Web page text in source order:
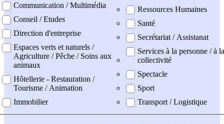
Communication / Multimédia
Conseil / Etudes
Direction d'entreprise
Espaces verts et naturels /
Agriculture / Pêche / Soins aux
animaux
Hôtellerie - Restauration /
Tourisme / Animation
Immobilier
Ressources Humaines
Santé
Secrétariat / Assistanat
Services à la personne / à la
collectivité
Spectacle
Sport
Transport / Logistique